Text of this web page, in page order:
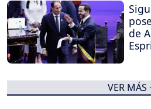
de
VER MÁS